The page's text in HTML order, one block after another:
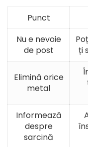
Punct
Nu e nevoie
de post
ți
Elimină orice
metal
Informează
despre
sarcină